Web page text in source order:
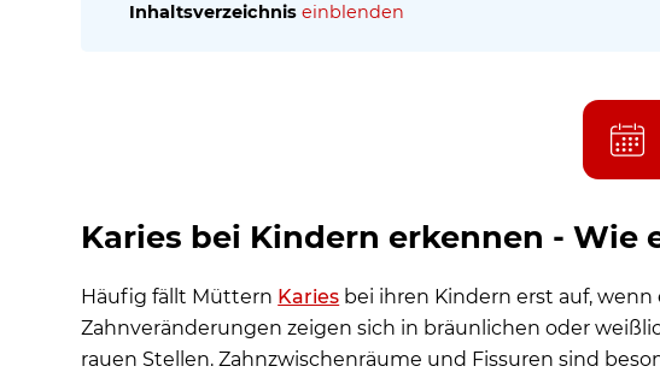
Inhaltsverzeichnis einblenden
Vorbeugen durch Zahnhygiene: Was schützt die Zähne Ihres
Ständiges Nuckeln verantwortlich für Karies an den
Karies bei Kindern erkennen -
Häufig fällt Müttern Karies bei ihren Kindern erst auf, wenn
Zahnveränderungen zeigen sich in bräunlichen oder
rauen Stellen. Zahnzwischenräume und Fissuren sind